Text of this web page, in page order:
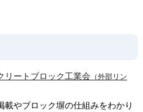
リートブロック工業会 （外部リン
載やブロック塀の仕組みをわかり